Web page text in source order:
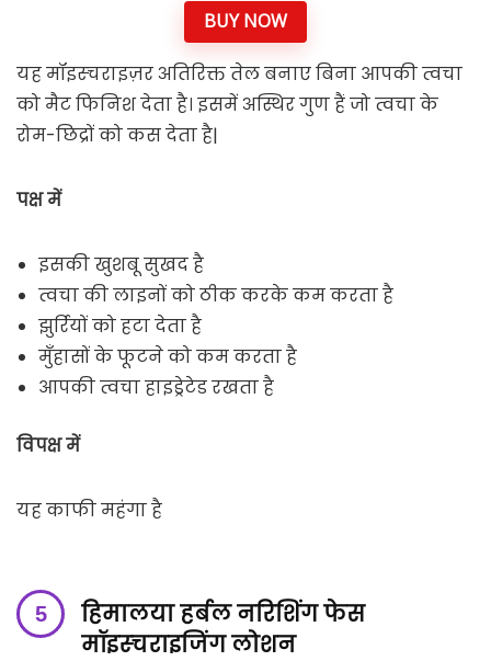
BUY NOW
यह मॉइस्चराइज़र अतिरिक्त तेल बनाए बिना आपकी त्वचा
को मैट फिनिश देता है। इसमें अस्थिर गुण हैं जो त्वचा के
रोम-छिद्रों को कस देता है|
पक्ष में
इसकी खुशबू सुखद है
त्वचा की लाइनों को ठीक करके कम करता है
झुर्रियों को हटा देता है
मुँहासों के फूटने को कम करता है
आपकी त्वचा हाइड्रेटेड रखता है
विपक्ष में
यह काफी महंगा है
हिमालया हर्बल नरिशिंग फेस
मॉइस्चराइजिंग लोशन